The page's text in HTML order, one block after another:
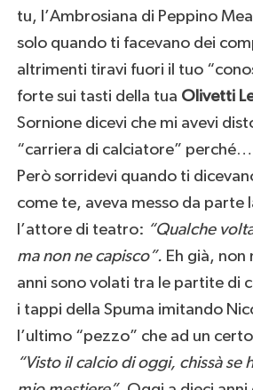
tu, l’Ambrosiana di Peppino
solo quando ti facevano dei
altrimenti tiravi fuori il tuo
forte sui tasti della tua Olivetti
Sornione dicevi che mi avevi
“carriera di calciatore” perché…
Però sorridevi quando ti
come te, aveva messo da parte
l’attore di teatro: “Qualche
ma non ne capisco”. Eh già, non
anni sono volati tra le partite di
i tappi della Spuma imitando
l’ultimo “pezzo” che ad un
“Visto il calcio di oggi, chissà se